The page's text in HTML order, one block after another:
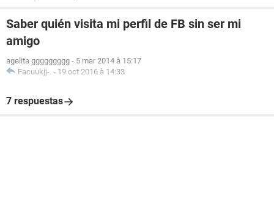
Saber quién visita mi perfil de FB sin ser mi
amigo
agelita ggggggggg - 5 mar 2014 à 15:17
Facuukjj-. - 19 oct 2016 à 14:33
7 respuestas